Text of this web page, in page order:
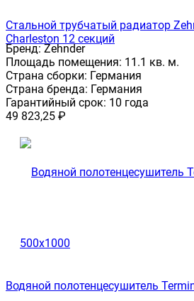
Стальной трубчатый радиатор
Charleston 12 секций
Бренд:Zehnder
Площадь помещения: 11.1 кв. м.
Страна сборки: Германия
Страна бренда: Германия
Гарантийный срок: 10 года
49 823,25 ₽
Водяной полотенцесушитель